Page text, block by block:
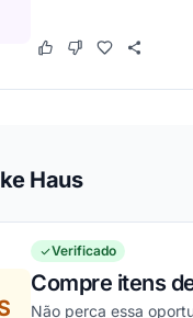
Este cupom funcionou
Este cupom não
Haus
Verificado
Compre itens
Não perca essa